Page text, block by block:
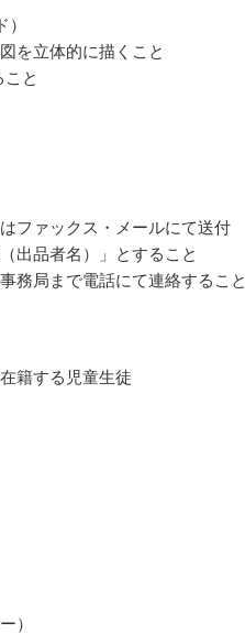
を立体的に描くこと
と
ファックス・メールにて送付
出品者名）」とすること
務局まで電話にて連絡すること
籍する児童生徒
）